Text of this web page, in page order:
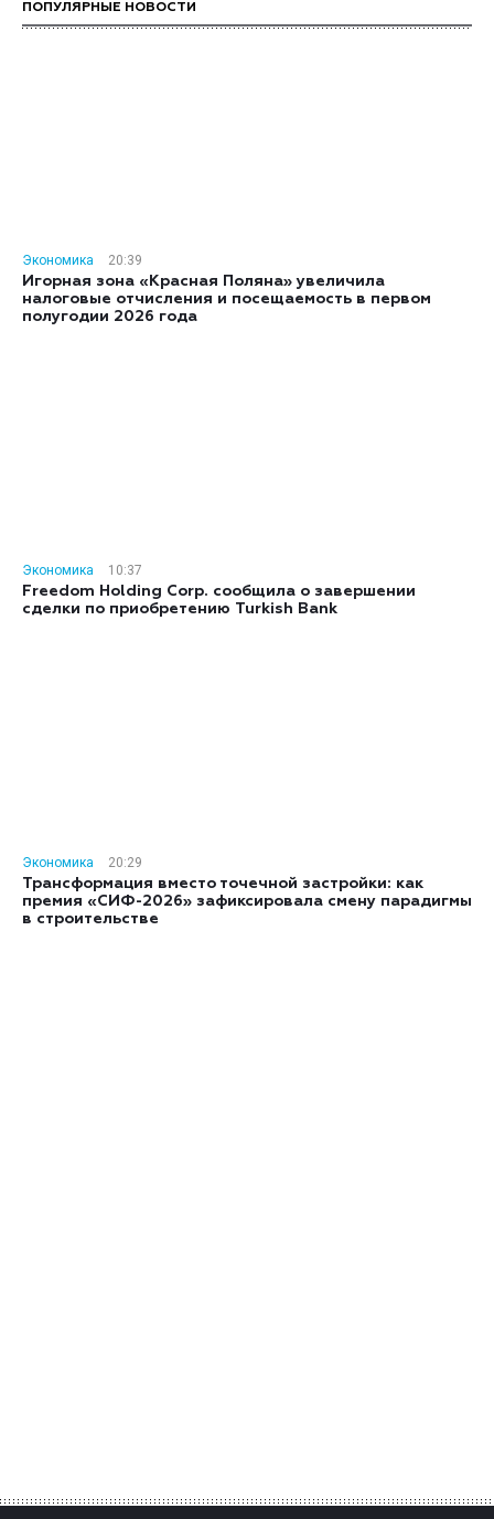
ПОПУЛЯРНЫЕ НОВОСТИ
Экономика
20:39
Игорная зона «Красная Поляна» увеличила
налоговые отчисления и посещаемость в первом
полугодии 2026 года
Экономика
10:37
Freedom Holding Corp. сообщила о завершении
сделки по приобретению Turkish Bank
Экономика
20:29
Трансформация вместо точечной застройки: как
премия «СИФ-2026» зафиксировала смену парадигмы
в строительстве